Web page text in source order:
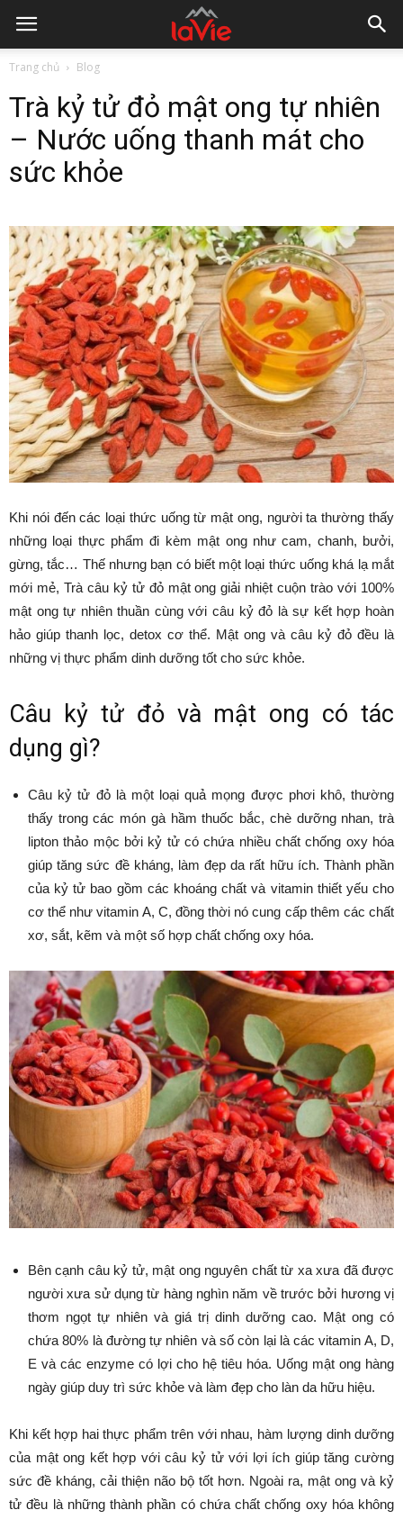
Trang chủ Blog
Trà kỷ tử đỏ mật ong tự nhiên
– Nước uống thanh mát cho
sức khỏe
Khi nói đến các loại thức uống từ mật ong, người ta thường thấy
những loại thực phẩm đi kèm mật ong như cam, chanh, bưởi,
gừng, tắc… Thế nhưng bạn có biết một loại thức uống khá lạ mắt
mới mẻ, Trà câu kỷ tử đỏ mật ong giải nhiệt cuộn trào với 100%
mật ong tự nhiên thuần cùng với câu kỷ đỏ là sự kết hợp hoàn
hảo giúp thanh lọc, detox cơ thể. Mật ong và câu kỷ đỏ đều là
những vị thực phẩm dinh dưỡng tốt cho sức khỏe.
Câu kỷ tử đỏ và mật ong có tác
dụng gì?
Câu kỷ tử đỏ là một loại quả mọng được phơi khô, thường
thấy trong các món gà hầm thuốc bắc, chè dưỡng nhan, trà
lipton thảo mộc bởi kỷ tử có chứa nhiều chất chống oxy hóa
giúp tăng sức đề kháng, làm đẹp da rất hữu ích. Thành phần
của kỷ tử bao gồm các khoáng chất và vitamin thiết yếu cho
cơ thể như vitamin A, C, đồng thời nó cung cấp thêm các chất
xơ, sắt, kẽm và một số hợp chất chống oxy hóa.
Bên cạnh câu kỷ tử, mật ong nguyên chất từ xa xưa đã được
người xưa sử dụng từ hàng nghìn năm về trước bởi hương vị
thơm ngọt tự nhiên và giá trị dinh dưỡng cao. Mật ong có
chứa 80% là đường tự nhiên và số còn lại là các vitamin A, D,
E và các enzyme có lợi cho hệ tiêu hóa. Uống mật ong hàng
ngày giúp duy trì sức khỏe và làm đẹp cho làn da hữu hiệu.
Khi kết hợp hai thực phẩm trên với nhau, hàm lượng dinh dưỡng
của mật ong kết hợp với câu kỷ tử với lợi ích giúp tăng cường
sức đề kháng, cải thiện não bộ tốt hơn. Ngoài ra, mật ong và kỷ
tử đều là những thành phần có chứa chất chống oxy hóa không